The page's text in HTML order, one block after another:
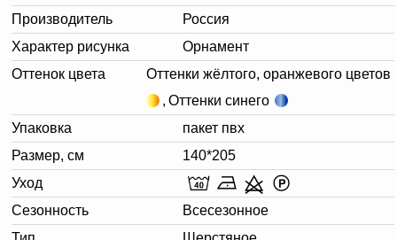
Производитель
Россия
Характер рисунка
Орнамент
Оттенок цвета
Оттенки жёлтого, оранжевого цветов
, Оттенки синего
Упаковка
пакет пвх
Размер, см
140*205
Уход
Сезонность
Всесезонное